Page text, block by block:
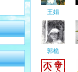
王娟
郭桅